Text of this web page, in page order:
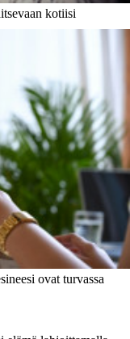
kotiisi
ovat turvassa